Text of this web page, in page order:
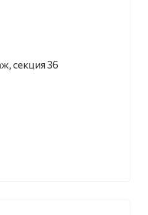
секция 36